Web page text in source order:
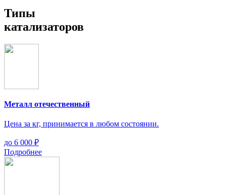
Типы
катализаторов
Металл отечественный
Цена за кг, принимается в любом состоянии.
до 6 000 ₽
Подробнее